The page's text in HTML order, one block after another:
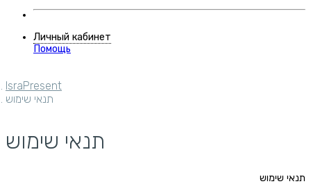
Личный кабинет
Помощь
IsraPresent
תנאי שימוש
תנאי שימוש
תנאי שימוש